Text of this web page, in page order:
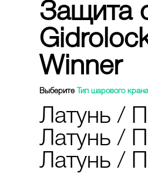
Защита
Winner
Выберите Тип шарового крана
Латунь /
Латунь /
Латунь /